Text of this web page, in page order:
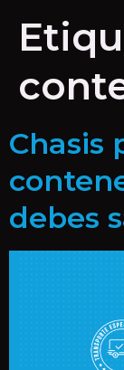
Chasis
debes